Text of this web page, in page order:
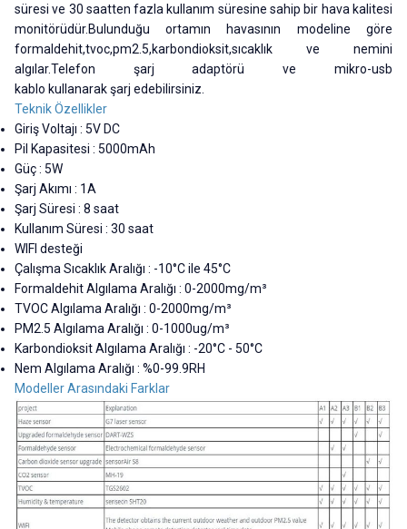
süresi ve 30 saatten fazla kullanım süresine sahip bir hava kalitesi
monitörüdür.Bulunduğu ortamın havasının modeline göre
formaldehit,tvoc,pm2.5,karbondioksit,sıcaklık ve nemini
algılar.Telefon şarj adaptörü ve mikro-usb
kablo kullanarak şarj edebilirsiniz.
Teknik Özellikler
Giriş Voltajı : 5V DC
Pil Kapasitesi : 5000mAh
Güç : 5W
Şarj Akımı : 1A
Şarj Süresi : 8 saat
Kullanım Süresi : 30 saat
WIFI desteği
Çalışma Sıcaklık Aralığı : -10°C ile 45°C
Formaldehit Algılama Aralığı : 0-2000mg/m³
TVOC Algılama Aralığı : 0-2000mg/m³
PM2.5 Algılama Aralığı : 0-1000ug/m³
Karbondioksit Algılama Aralığı : -20°C - 50°C
Nem Algılama Aralığı : %0-99.9RH
Modeller Arasındaki Farklar